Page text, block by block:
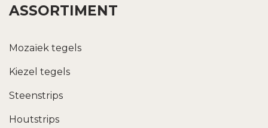
ASSORTIMENT
Mozaïek tegels
Kiezel tegels
Steenstrips
Houtstrips